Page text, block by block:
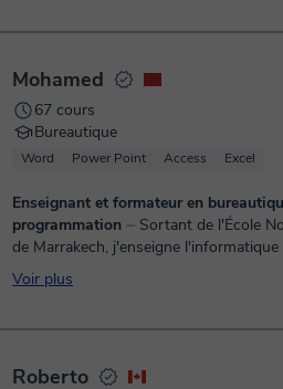
Mohamed
67 cours
Bureautique
Word Power Point Access Excel
Enseignant et formateur en
programmation ⏤ Sortant de l'École Normale Supérieure
de Marrakech, j'enseigne l'informatique au lycée depuis
2000. Je dispense des cours de
Voir plus
Roberto